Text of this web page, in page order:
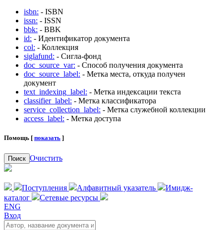
isbn: - ISBN
issn: - ISSN
bbk: - BBK
id: - Идентификатор документа
col: - Коллекция
siglafund: - Сигла-фонд
doc_source_var: - Способ получения документа
doc_source_label: - Метка места, откуда получен
документ
text_indexing_label: - Метка индексации текста
classifier_label: - Метка классификатора
service_collection_label: - Метка служебной коллекции
access_label: - Метка доступа
Помощь [ показать ]
Поиск Очистить
Поступления Алфавитный указатель
Имидж-
каталог
Сетевые ресурсы
ENG
Вход